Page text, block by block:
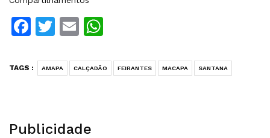
Facebook
Twitter
Email
TAGS : AMAPA CALÇADÃO FEIRANTES MACAPA SANTANA
Publicidade